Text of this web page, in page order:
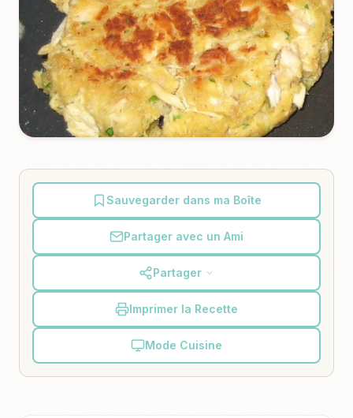
Sauvegarder dans ma Boîte
Partager avec un Ami
Partager
Imprimer la Recette
Mode Cuisine